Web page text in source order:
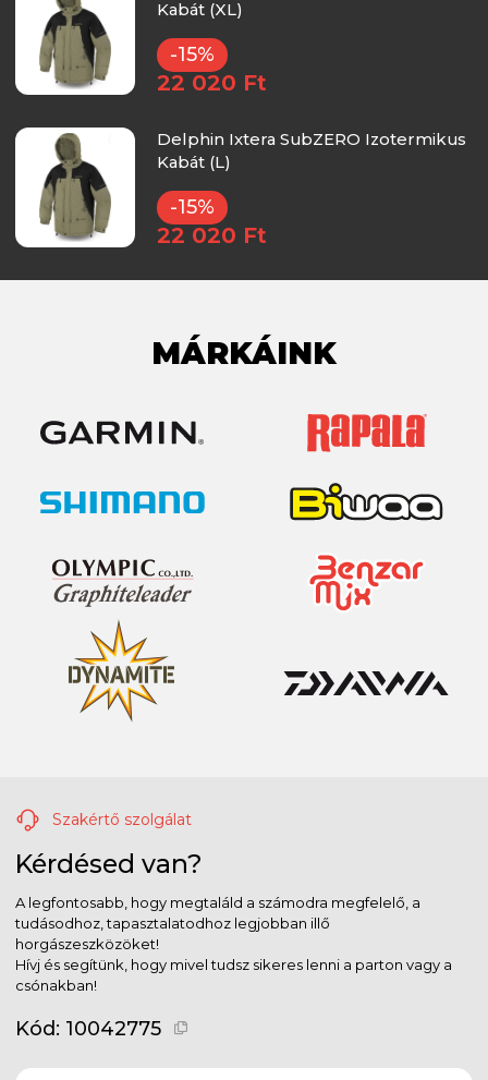
Kabát (XL)
-15%
22 020 Ft
Delphin Ixtera SubZERO Izotermikus
Kabát (L)
-15%
22 020 Ft
MÁRKÁINK
Szakértő szolgálat
Kérdésed van?
A legfontosabb, hogy megtaláld a számodra megfelelő, a
tudásodhoz, tapasztalatodhoz legjobban illő
horgászeszközöket!
Hívj és segítünk, hogy mivel tudsz sikeres lenni a parton vagy a
csónakban!
Kód: 10042775